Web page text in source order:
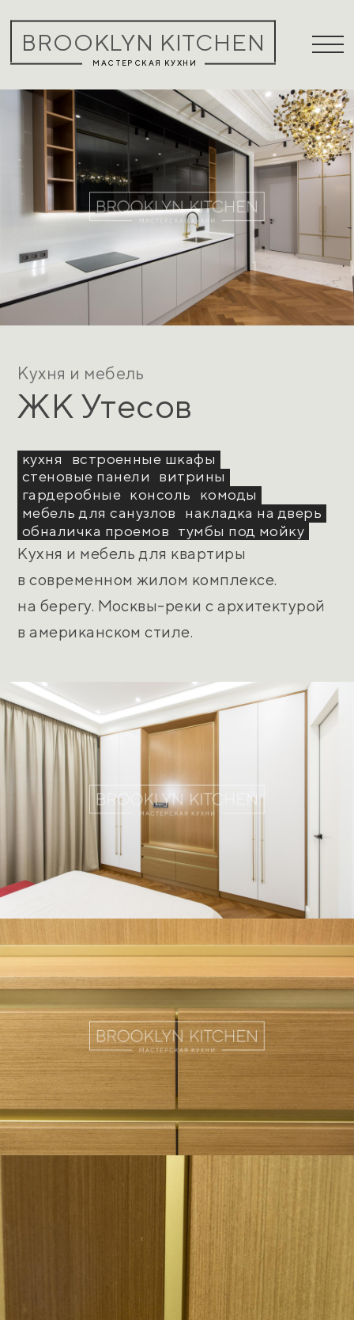
BROOKLYN KITCHEN
МАСТЕРСКАЯ КУХНИ
Кухня и мебель
ЖК Утесов
кухня
встроенные шкафы
стеновые панели
витрины
гардеробные консоль
комоды
мебель для санузлов
накладка на дверь
обналичка проемов тумбы под мойку
Кухня и мебель для квартиры
в современном жилом комплексе.
на берегу. Москвы-реки с архитектурой
в американском стиле.